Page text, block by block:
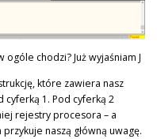
chodzi? Już wyjaśniam J
które zawiera nasz
cyferką 1. Pod cyferką 2
rejestry procesora – a
naszą główną uwagę.